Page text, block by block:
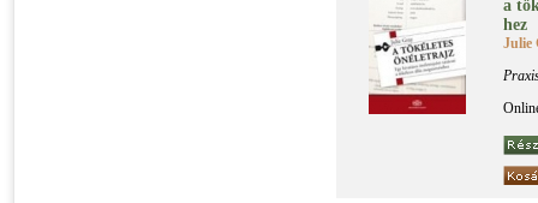
a
hez
Julie